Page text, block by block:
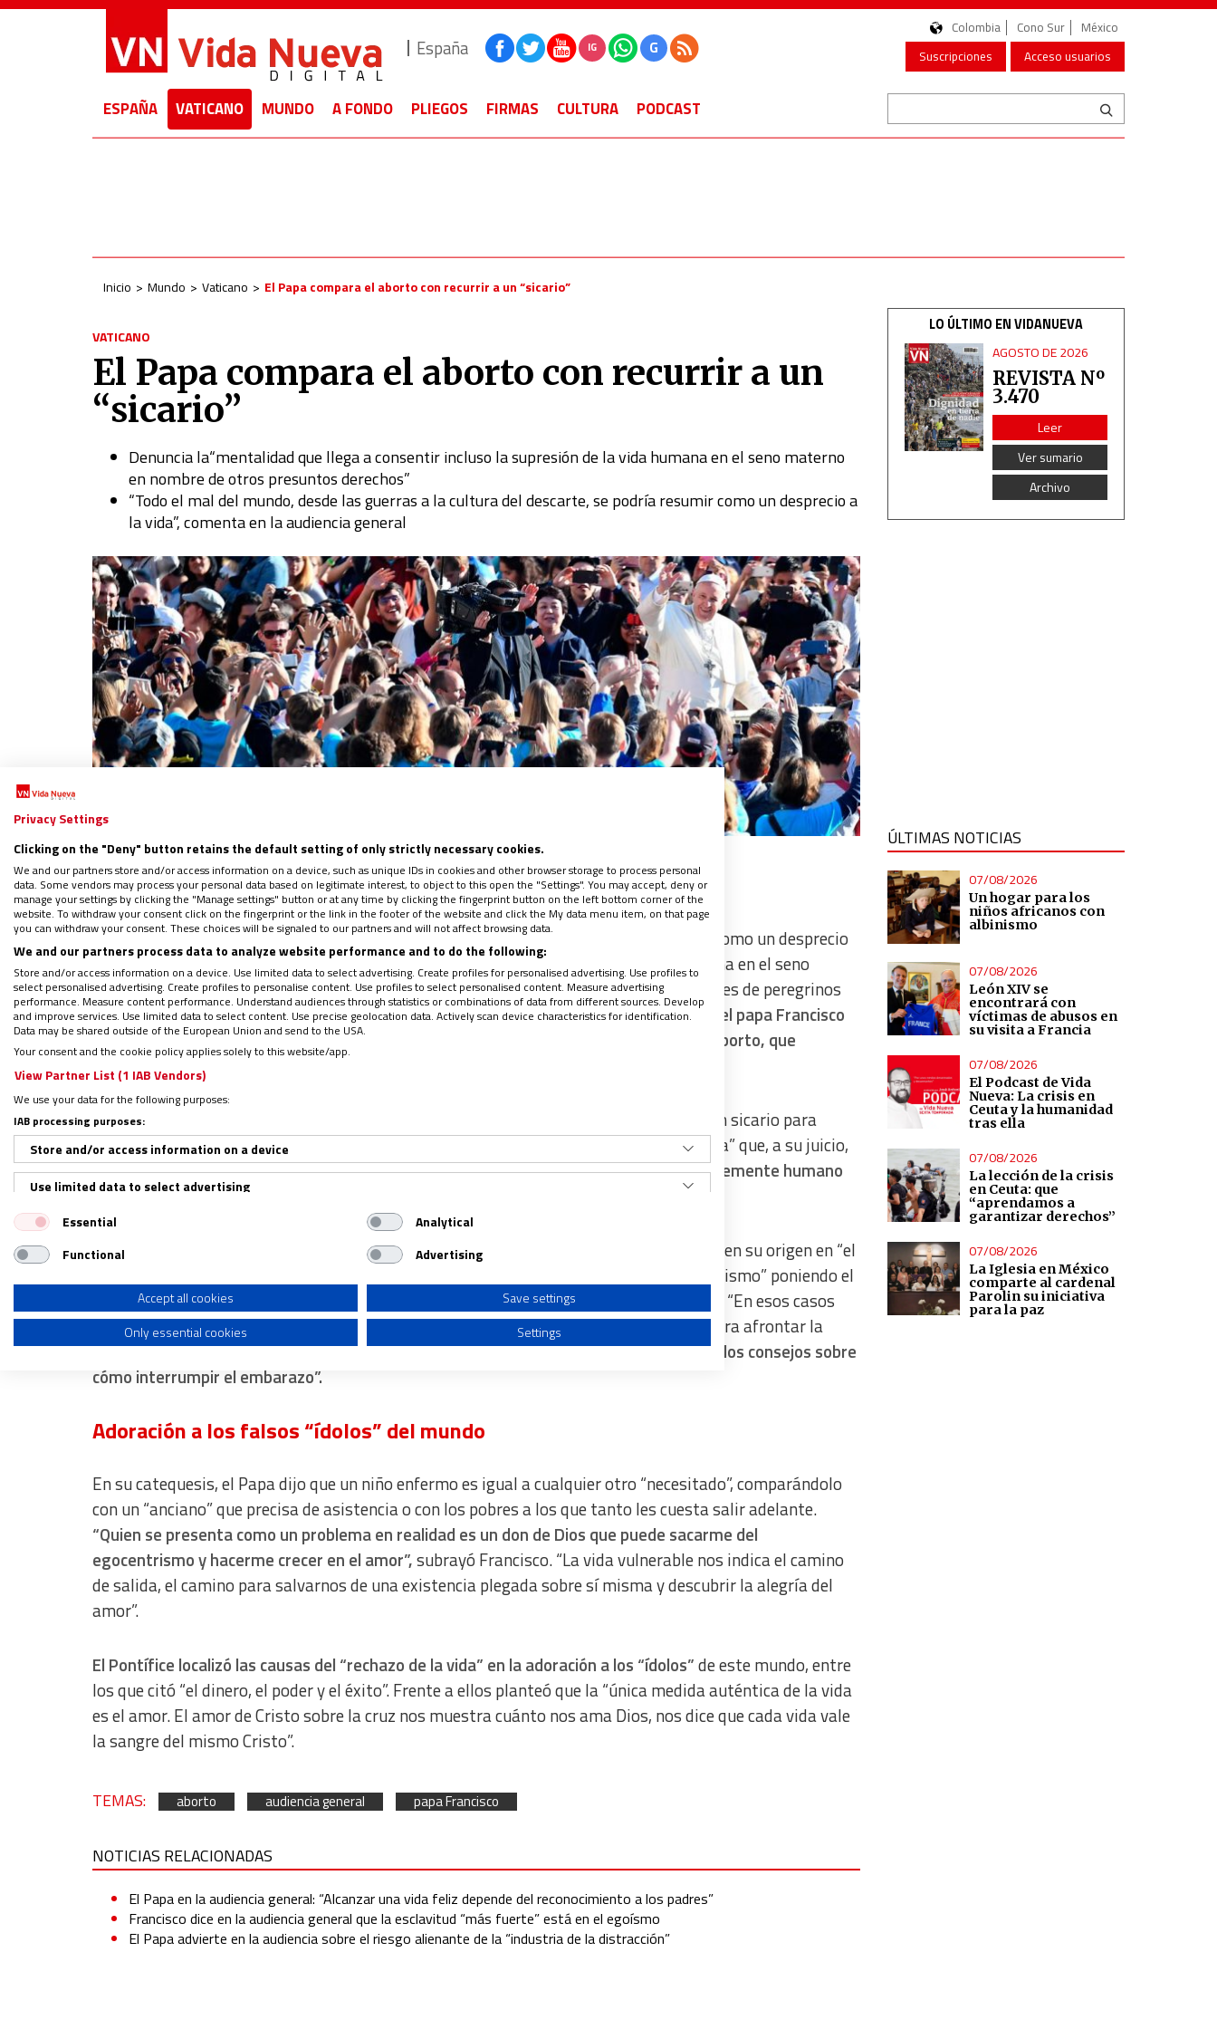
España IG G
Colombia Cono Sur
México
Suscripciones
Acceso usuarios
ESPAÑA VATICANO MUNDO A FONDO PLIEGOS FIRMAS CULTURA PODCAST
Inicio Mundo Vaticano El Papa compara el aborto con recurrir a un “sicario”
VATICANO
El Papa compara el aborto con recurrir a un
“sicario”
Denuncia la“mentalidad que llega a consentir incluso la supresión de la vida humana en el seno materno
en nombre de otros presuntos derechos”
“Todo el mal del mundo, desde las guerras a la cultura del descarte, se podría resumir como un desprecio a
la vida”, comenta en la audiencia general
Síguenos en: IG G
PorDarío Menor (Roma)|10/10/2018 - 13:04
“Todo el mal del mundo, desde las guerras a la cultura del descarte, se podría resumir como un desprecio
a la vida. Es una mentalidad que llega a consentir incluso la supresión de la vida humana en el seno
materno en nombre de otros presuntos derechos”. En la catequesis que dirigió a los miles de peregrinos
congregados en la plaza de San Pedro del Vaticano con motivo de la audiencia general,
el papa Francisco
relacionó este miércoles 10 de octubre el quinto mandamiento (“no matarás”) con el aborto, que
comparó con recurrir a “un sicario”.
“¿Es justo suprimir una vida humana para resolver un problema? ¿Es justo contratar un sicario para
resolver un problema? ¡No, no se puede!”, comentó, criticando la postura “contradictoria” que, a su juicio,
significa acabar con una vida en gestación.“¿Cómo puede ser terapéutico, civil, o simplemente humano
un acto que suprime la vida inocente e inerme cuando está brotando?”
Jorge Mario Bergoglio consideró que tanto “la violencia como el rechazo de la vida” tienen su origen en “el
miedo”. Destacó en cambio que la acogida del prójimo significa “un desafío al individualismo” poniendo el
ejemplo de los padres a los que les dicen que el hijo que esperan tendrá una minusvalía. “En esos casos
dramáticos, los padres necesitan una verdadera cercanía, una verdadera solidaridad para afrontar la
realidad superando los comprensibles miedos.En cambio, a menudo, reciben apresurados consejos sobre
cómo interrumpir el embarazo”.
Adoración a los falsos “ídolos” del mundo
En su catequesis, el Papa dijo que un niño enfermo es igual a cualquier otro “necesitado”, comparándolo
con un “anciano” que precisa de asistencia o con los pobres a los que tanto les cuesta salir adelante.
“Quien se presenta como un problema en realidad es un don de Dios que puede sacarme del
egocentrismo y hacerme crecer en el amor”,subrayó Francisco. “La vida vulnerable nos indica el camino
de salida, el camino para salvarnos de una existencia plegada sobre sí misma y descubrir la alegría del
amor”.
El Pontífice localizó las causas del “rechazo de la vida” en la adoración a los “ídolos”de este mundo, entre
los que citó “el dinero, el poder y el éxito”. Frente a ellos planteó que la “única medida auténtica de la vida
es el amor. El amor de Cristo sobre la cruz nos muestra cuánto nos ama Dios, nos dice que cada vida vale
la sangre del mismo Cristo”.
TEMAS: aborto audiencia general papa Francisco
NOTICIAS RELACIONADAS
El Papa en la audiencia general: “Alcanzar una vida feliz depende del reconocimiento a los padres”
Francisco dice en la audiencia general que la esclavitud “más fuerte” está en el egoísmo
El Papa advierte en la audiencia sobre el riesgo alienante de la “industria de la distracción”
LO ÚLTIMO EN VIDANUEVA
AGOSTO DE 2026
REVISTA Nº
3.470
Leer
Ver sumario
Archivo
ÚLTIMAS NOTICIAS
07/08/2026
Un hogar para los
niños africanos con
albinismo
07/08/2026
León XIV se
encontrará con
víctimas de abusos en
su visita a Francia
07/08/2026
El Podcast de Vida
Nueva: La crisis en
Ceuta y la humanidad
tras ella
07/08/2026
La lección de la crisis
en Ceuta: que
“aprendamos a
garantizar derechos”
07/08/2026
La Iglesia en México
comparte al cardenal
Parolin su iniciativa
para la paz
Privacy Settings
Clicking on the "Deny" button retains the default setting of only strictly necessary cookies.
We and our partners store and/or access information on a device, such as unique IDs in cookies and other browser storage to process personal
data. Some vendors may process your personal data based on legitimate interest, to object to this open the "Settings". You may accept, deny or
manage your settings by clicking the "Manage settings" button or at any time by clicking the fingerprint button on the left bottom corner of the
website. To withdraw your consent click on the fingerprint or the link in the footer of the website and click the My data menu item, on that page
you can withdraw your consent. These choices will be signaled to our partners and will not affect browsing data.
We and our partners process data to analyze website performance and to do the following:
Store and/or access information on a device. Use limited data to select advertising. Create profiles for personalised advertising. Use profiles to
select personalised advertising. Create profiles to personalise content. Use profiles to select personalised content. Measure advertising
performance. Measure content performance. Understand audiences through statistics or combinations of data from different sources. Develop
and improve services. Use limited data to select content. Use precise geolocation data. Actively scan device characteristics for identification.
Data may be shared outside of the European Union and send to the USA.
Your consent and the cookie policy applies solely to this website/app.
View Partner List (1 IAB Vendors)
We use your data for the following purposes:
IAB processing purposes:
Store and/or access information on a device
Use limited data to select advertising
Create profiles for personalised advertising
Use profiles to select personalised advertising
Create profiles to personalise content
Use profiles to select personalised content
Measure advertising performance
Develop and improve services
Use limited data to select content
Use precise geolocation data
Identify devices based on information actively requested
Essential
Analytical
Functional
Advertising
Accept all cookies
Save settings
Only essential cookies
Settings